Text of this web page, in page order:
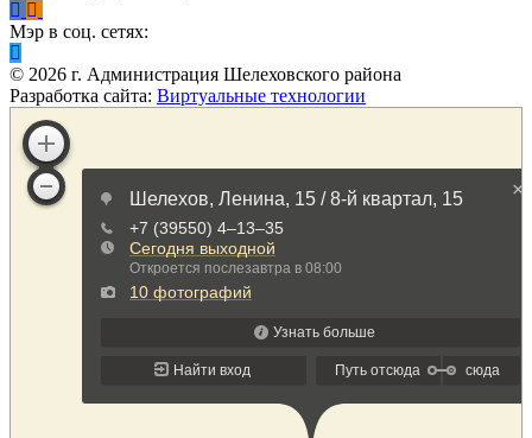
Мэр в соц. сетях:
© 2026 г. Администрация Шелеховского района
Разработка сайта: Виртуальные технологии